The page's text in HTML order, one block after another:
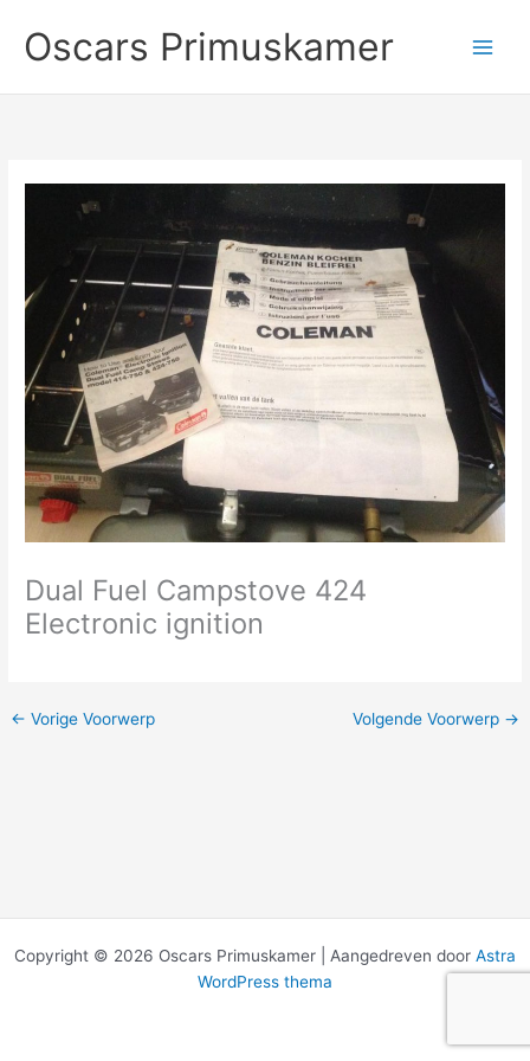
naar
inhoud
Oscars Primuskamer
Dual Fuel Campstove 424
Electronic ignition
← Vorige Voorwerp Volgende Voorwerp →
Copyright © 2026 Oscars Primuskamer | Aangedreven door Astra
WordPress thema